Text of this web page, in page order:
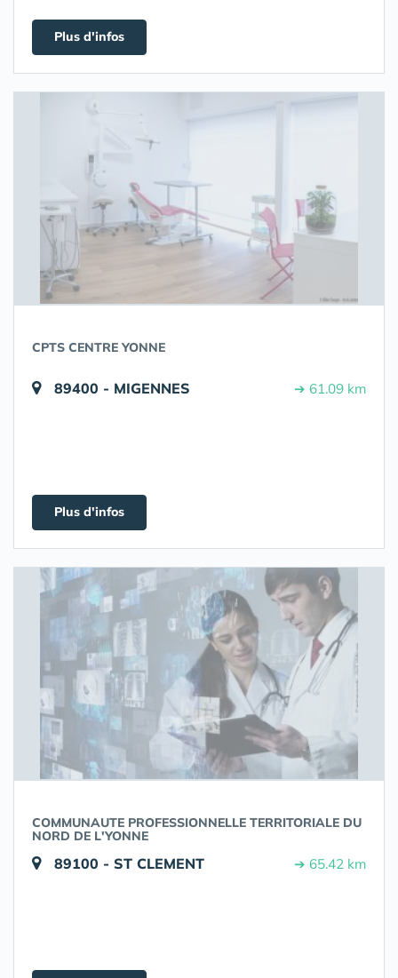
Plus d'infos
CPTS CENTRE YONNE
89400 - MIGENNES ➔ 61.09 km
Plus d'infos
COMMUNAUTE PROFESSIONNELLE TERRITORIALE DU
NORD DE L'YONNE
89100 - ST CLEMENT ➔ 65.42 km